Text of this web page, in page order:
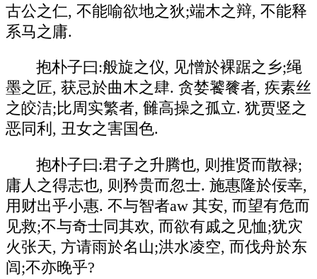
古公之仁, 不能喻欲地之狄;端木之辩, 不能释
系马之庸.
抱朴子曰:般旋之仪, 见憎於裸踞之乡;绳
墨之匠, 获忌於曲木之肆. 贪婪饕餮者, 疾素丝
之皎洁;比周实繁者, 雠高操之孤立. 犹贾竖之
恶同利, 丑女之害国色.
抱朴子曰:君子之升腾也, 则推贤而散禄;
庸人之得志也, 则矜贵而忽士. 施惠隆於佞幸,
用财出乎小惠. 不与智者aw 其安, 而望有危而
见救;不与奇士同其欢, 而欲有戚之见恤;犹灾
火张天, 方请雨於名山;洪水凌空, 而伐舟於东
闾;不亦晚乎?